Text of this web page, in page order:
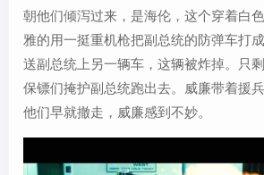
朝他们倾泻过来，是海伦，这个穿着白
雅的用一挺重机枪把副总统的防弹车打
送副总统上另一辆车，这辆被炸掉。只
保镖们掩护副总统跑出去。威廉带着援
他们早就撤走，威廉感到不妙。